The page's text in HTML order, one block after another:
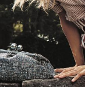
Имиджевый